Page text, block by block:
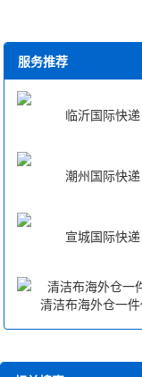
服务推荐
临沂国际快递
潮州国际快递
宣城国际快递
清洁布海外仓一